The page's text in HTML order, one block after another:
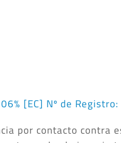
[EC] Nº de
por contacto contra